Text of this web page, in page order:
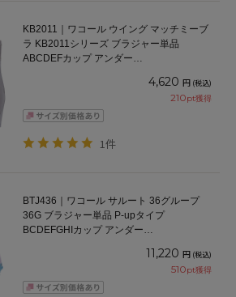
KB2011｜ワコール ウイング マッチミーブ
ラ KB2011シリーズ ブラジャー単品
ABCDEFカップ アンダー
4,620 円 (税込)
210pt獲得
1件
BTJ436｜ワコール サルート 36グループ
36G ブラジャー単品 P-upタイプ
BCDEFGHIカップ アンダー
11,220 円 (税込)
510pt獲得